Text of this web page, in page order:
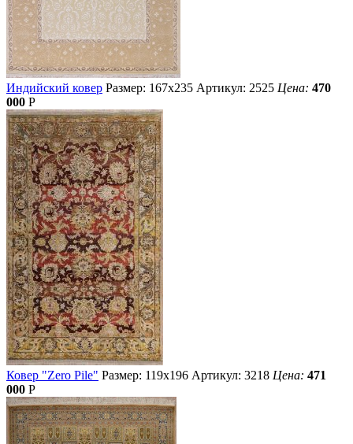
Индийский ковер Размер: 167х235 Артикул: 2525 Цена: 470
000 Р
Ковер "Zero Pile" Размер: 119х196 Артикул: 3218 Цена: 471
000 Р